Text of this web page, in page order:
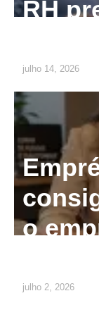
RH
julho 14, 2026
o
julho 2, 2026